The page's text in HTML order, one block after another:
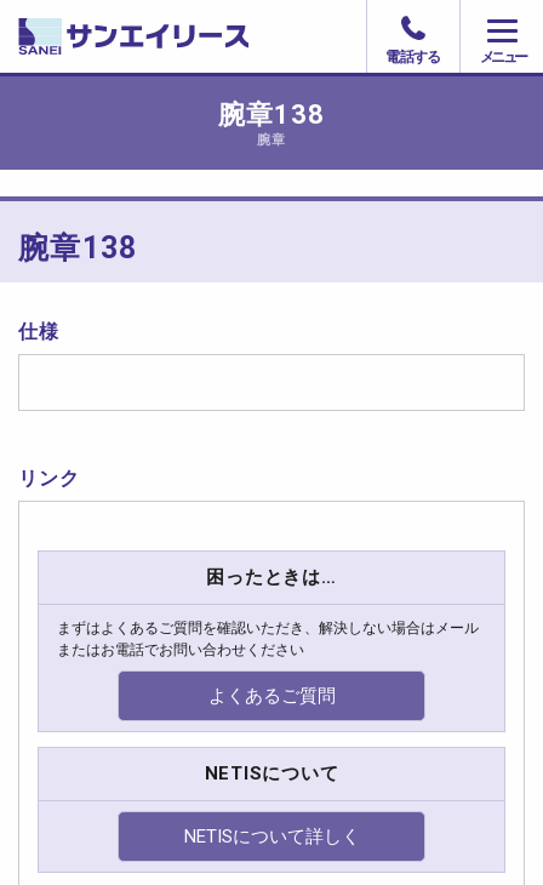
電話する
腕章138
腕章
腕章138
仕様
リンク
困ったときは…
まずはよくあるご質問を確認いただき、解決しない場合はメール
またはお電話でお問い合わせください
よくあるご質問
NETISについて
NETISについて詳しく